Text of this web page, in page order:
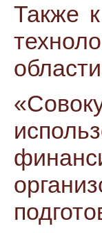
Также